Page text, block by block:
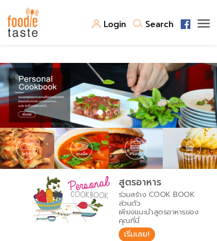
Login Search
สูตรอาหาร
สูตรอาหารล่าสุด
Top Foodie
พาไปชิม
สารพันก้นครัว
เคล็ดลับน่ารู้
เปรียบเทียบหน่วยการตวง
เปรียบเทียบอุณหภูมิ
เปรียบเทียบน้ำหนักวัตถุดิบ
ชั่งตวงเนย
FoodPedia
สร้าง Cookbook
สูตรอาหาร
ร่วมสร้าง COOK BOOK
ส่วนตัว
เพียงแนะนำสูตรอาหารของ
คุณที่นี่
เริ่มเลย!